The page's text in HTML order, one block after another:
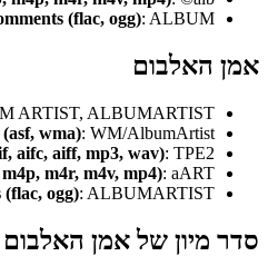
Comments (flac, ogg): ALBUM
האלבום
ARTIST, ALBUMARTIST
(asf, wma): WM/AlbumArtist
aif, aifc, aiff, mp3, wav): TPE2
m4p, m4r, m4v, mp4): aART
(flac, ogg): ALBUMARTIST
מיון של אמן האלבום